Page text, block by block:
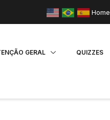
Home
GERAL QUIZZES